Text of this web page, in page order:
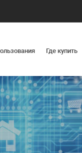
Где купить